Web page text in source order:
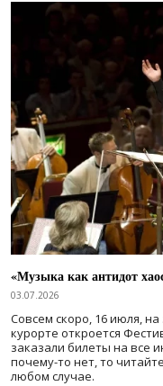
«Музыка как антидот
03.07.2026
Совсем скоро, 16 июля,
курорте откроется
заказали билеты на все
почему-то нет, то
любом случае.